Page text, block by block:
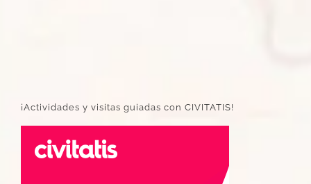
¡Actividades y visitas guiadas con CIVITATIS!